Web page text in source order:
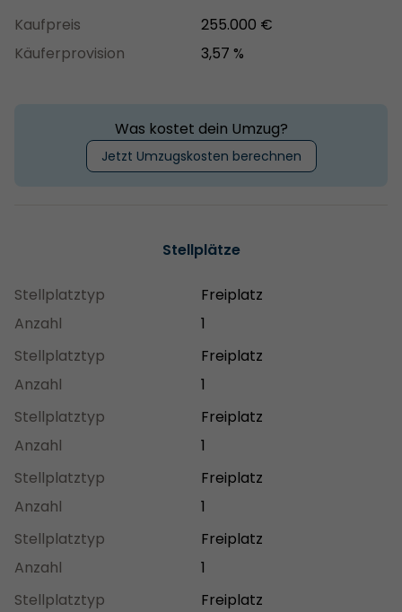
Kaufpreis
255.000 €
Käuferprovision
3,57 %
Was kostet dein Umzug?
Jetzt Umzugskosten berechnen
Stellplätze
Stellplatztyp
Freiplatz
Anzahl
1
Stellplatztyp
Freiplatz
Anzahl
1
Stellplatztyp
Freiplatz
Anzahl
1
Stellplatztyp
Freiplatz
Anzahl
1
Stellplatztyp
Freiplatz
Anzahl
1
Stellplatztyp
Freiplatz